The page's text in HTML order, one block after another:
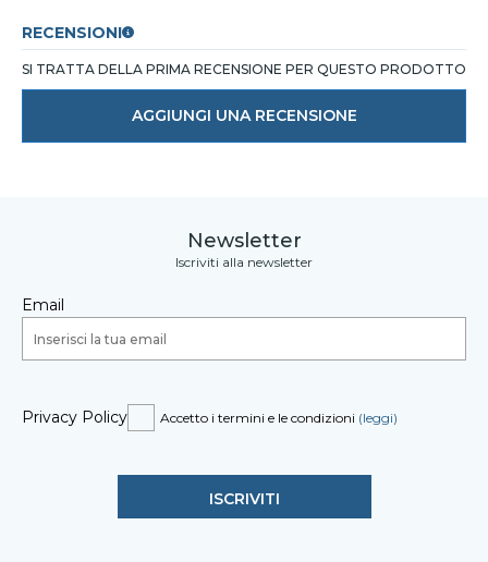
RECENSIONI
SI TRATTA DELLA PRIMA RECENSIONE PER QUESTO PRODOTTO
AGGIUNGI UNA RECENSIONE
Newsletter
Iscriviti alla newsletter
Email
Privacy Policy Accetto i termini e le condizioni (leggi)